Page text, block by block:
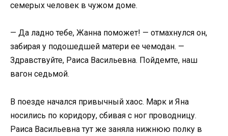
семерых человек в чужом доме.
— Да ладно тебе, Жанна поможет! — отмахнулся он,
забирая у подошедшей матери ее чемодан. —
Здравствуйте, Раиса Васильевна. Пойдемте, наш
вагон седьмой.
В поезде начался привычный хаос. Марк и Яна
носились по коридору, сбивая с ног проводницу.
Раиса Васильевна тут же заняла нижнюю полку в